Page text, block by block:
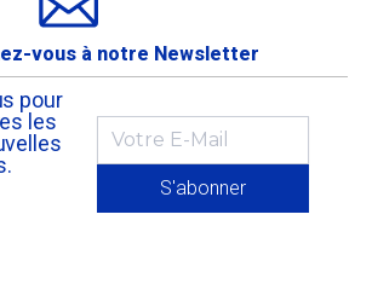
vous à notre Newsletter
pour
les
S'abonner